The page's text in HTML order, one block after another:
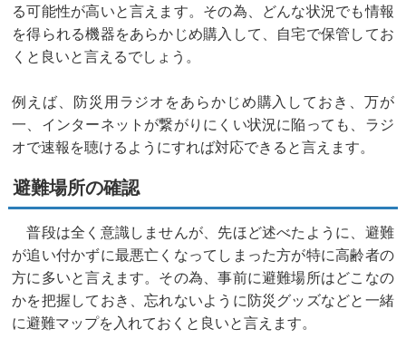
る可能性が高いと言えます。その為、どんな状況でも情報
を得られる機器をあらかじめ購入して、自宅で保管してお
くと良いと言えるでしょう。
例えば、防災用ラジオをあらかじめ購入しておき、万が
一、インターネットが繋がりにくい状況に陥っても、ラジ
オで速報を聴けるようにすれば対応できると言えます。
避難場所の確認
普段は全く意識しませんが、先ほど述べたように、避難
が追い付かずに最悪亡くなってしまった方が特に高齢者の
方に多いと言えます。その為、事前に避難場所はどこなの
かを把握しておき、忘れないように防災グッズなどと一緒
に避難マップを入れておくと良いと言えます。